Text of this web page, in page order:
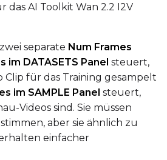
Prompt
Width
das AI Toolkit Wan 2.2 I2V
separate Num Frames
im DATASETS Panel steuert,
Clip für das Training gesampelt
im SAMPLE Panel steuert,
Videos sind. Sie müssen
aber sie ähnlich zu
einfacher